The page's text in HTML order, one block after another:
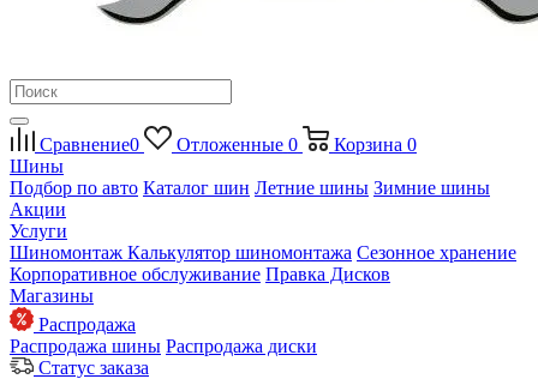
Сравнение0 Отложенные 0 Корзина 0
Шины
Подбор по авто Каталог шин Летние шины Зимние шины
Акции
Услуги
Шиномонтаж Калькулятор шиномонтажа Сезонное хранение
Корпоративное обслуживание Правка Дисков
Магазины
Распродажа
Распродажа шины Распродажа диски
Статус заказа